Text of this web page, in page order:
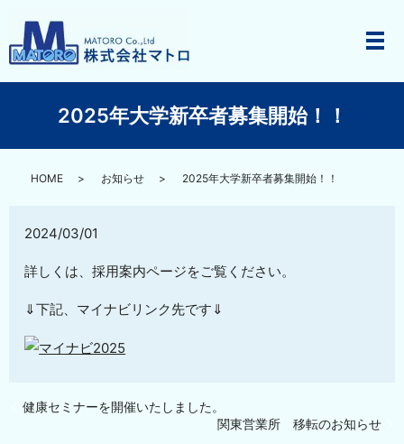
メ
2025年大学新卒者募集開始！！
HOME お知らせ 2025年大学新卒者募集開始！！
2024/03/01
詳しくは、採用案内ページをご覧ください。
⇓下記、マイナビリンク先です⇓
健康セミナーを開催いたしました。
関東営業所 移転のお知らせ